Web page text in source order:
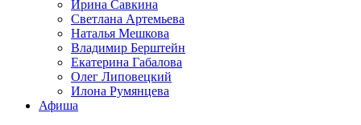
Ирина Савкина
Светлана Артемьева
Наталья Мешкова
Владимир Берштейн
Екатерина Габалова
Олег Липовецкий
Илона Румянцева
Афиша